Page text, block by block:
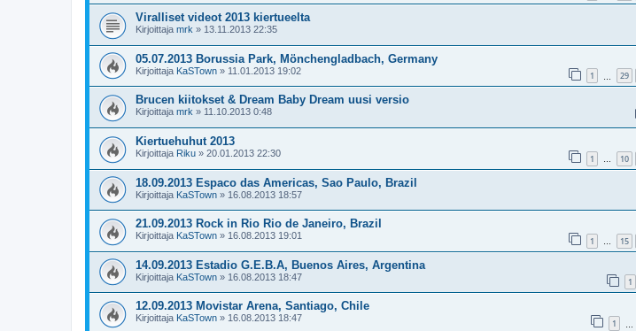
Viralliset videot 2013 kiertueelta
Kirjoittaja mrk » 13.11.2013 22:35
05.07.2013 Borussia Park, Mönchengladbach, Germany
Kirjoittaja KaSTown » 11.01.2013 19:02 1 29
Brucen kiitokset & Dream Baby Dream uusi versio
Kirjoittaja mrk » 11.10.2013 0:48
Kiertuehuhut 2013
Kirjoittaja Riku » 20.01.2013 22:30 1 … 10
18.09.2013 Espaco das Americas, Sao Paulo, Brazil
Kirjoittaja KaSTown » 16.08.2013 18:57
21.09.2013 Rock in Rio Rio de Janeiro, Brazil
Kirjoittaja KaSTown » 16.08.2013 19:01 1 … 15
14.09.2013 Estadio G.E.B.A, Buenos Aires, Argentina
Kirjoittaja KaSTown » 16.08.2013 18:47 1
12.09.2013 Movistar Arena, Santiago, Chile
Kirjoittaja KaSTown » 16.08.2013 18:47 1